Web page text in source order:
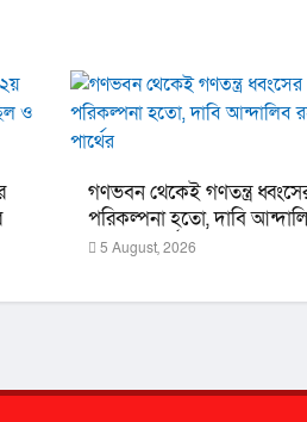
গণভবন থেকেই গণতন্ত্র
পরিকল্পনা হতো, দাবি
রহমান পার্থের
5 August, 2026